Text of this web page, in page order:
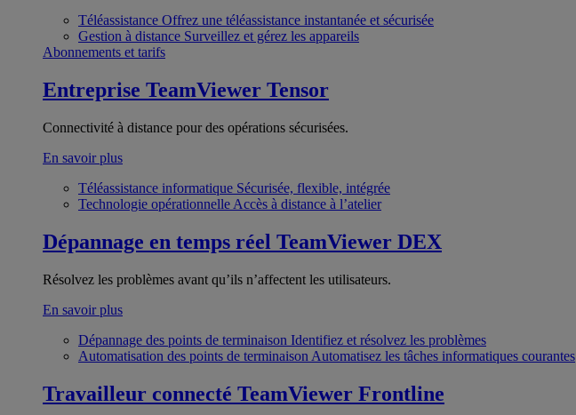
Téléassistance Offrez une téléassistance instantanée et sécurisée
Gestion à distance Surveillez et gérez les appareils
Abonnements et tarifs
Entreprise TeamViewer Tensor
Connectivité à distance pour des opérations sécurisées.
En savoir plus
Téléassistance informatique Sécurisée, flexible, intégrée
Technologie opérationnelle Accès à distance à l’atelier
Dépannage en temps réel TeamViewer DEX
Résolvez les problèmes avant qu’ils n’affectent les utilisateurs.
En savoir plus
Dépannage des points de terminaison Identifiez et résolvez les problèmes
Automatisation des points de terminaison Automatisez les tâches informatiques courantes
Travailleur connecté TeamViewer Frontline